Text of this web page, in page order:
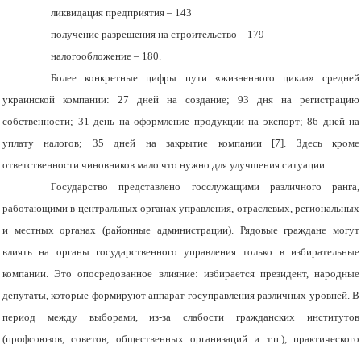
ликвидация предприятия – 143
получение разрешения на строительство – 179
налогообложение – 180.
Более конкретные цифры пути «жизненного цикла» средней
украинской компании: 27 дней на создание; 93 дня на регистрацию
собственности; 31 день на оформление продукции на экспорт; 86 дней на
уплату налогов; 35 дней на закрытие компании [7]. Здесь кроме
ответственности чиновников мало что нужно для улучшения ситуации.
Государство представлено госслужащими различного ранга,
работающими в центральных органах управления, отраслевых, региональных
и местных органах (районные администрации). Рядовые граждане могут
влиять на органы государственного управления только в избирательные
компании. Это опосредованное влияние: избирается президент, народные
депутаты, которые формируют аппарат госуправления различных уровней. В
период между выборами, из-за слабости гражданских институтов
(профсоюзов, советов, общественных организаций и т.п.), практического